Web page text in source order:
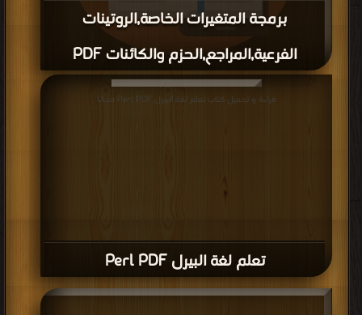
برمجة المتغيرات الخاصة,الروتينات
الفرعية,المراجع,الحزم والكائنات PDF
قراءة و تحميل كتاب برمجة المتغيرات الخاصة,الروتينات الفرعية,المراجع,الحزم والكائنات
PDF مجانا
تعلم لغة البيرل Perl PDF
قراءة و تحميل كتاب تعلم لغة البيرل Perl PDF مجانا